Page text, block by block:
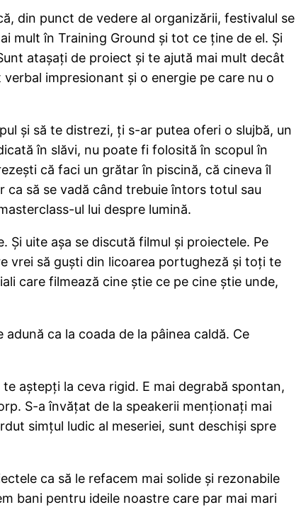
din punct de vedere al organizării, festivalul se
mult în Training Ground şi tot ce ţine de el. Şi
ataşaţi de proiect şi te ajută mai mult decât
impresionant şi o energie pe care nu o
şi să te distrezi, ţi s-ar putea oferi o slujbă, un
în slăvi, nu poate fi folosită în scopul în
că faci un grătar în piscină, că cineva îl
ca să se vadă când trebuie întors totul sau
ul lui despre lumină.
uite aşa se discută filmul şi proiectele. Pe
vrei să guşti din licoarea portugheză şi toţi te
care filmează cine ştie ce pe cine ştie unde,
ca la coada de la pâinea caldă. Ce
aştepţi la ceva rigid. E mai degrabă spontan,
S-a învăţat de la speakerii menţionaţi mai
simţul ludic al meseriei, sunt deschişi spre
ca să le refacem mai solide şi rezonabile
bani pentru ideile noastre care par mai mari